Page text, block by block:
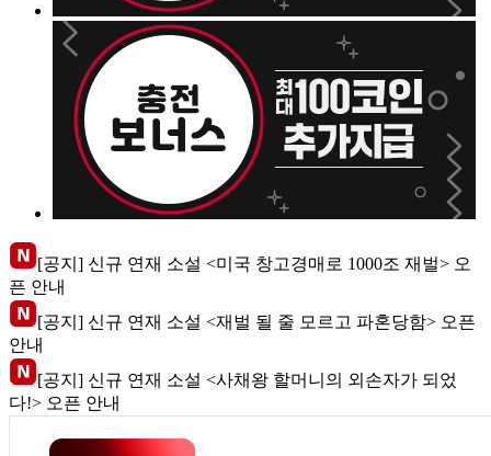
[공지] 신규 연재 소설 <미국 창고경매로 1000조 재벌> 오
픈 안내
[공지] 신규 연재 소설 <재벌 될 줄 모르고 파혼당함> 오픈
안내
[공지] 신규 연재 소설 <사채왕 할머니의 외손자가 되었
다!> 오픈 안내